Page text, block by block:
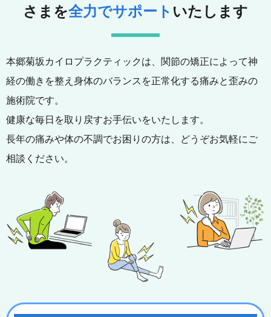
さまを全力でサポート いたします
本郷菊坂カイロプラクティックは、関節の矯正によって神
経の働きを整え身体のバランスを正常化する痛みと歪みの
施術院です。
健康な毎日を取り戻すお手伝いをいたします。
長年の痛みや体の不調でお困りの方は、どうぞお気軽にご
相談ください。